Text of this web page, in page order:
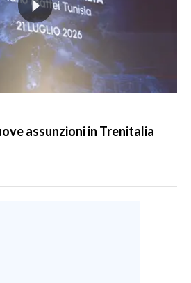
assunzioni in Trenitalia